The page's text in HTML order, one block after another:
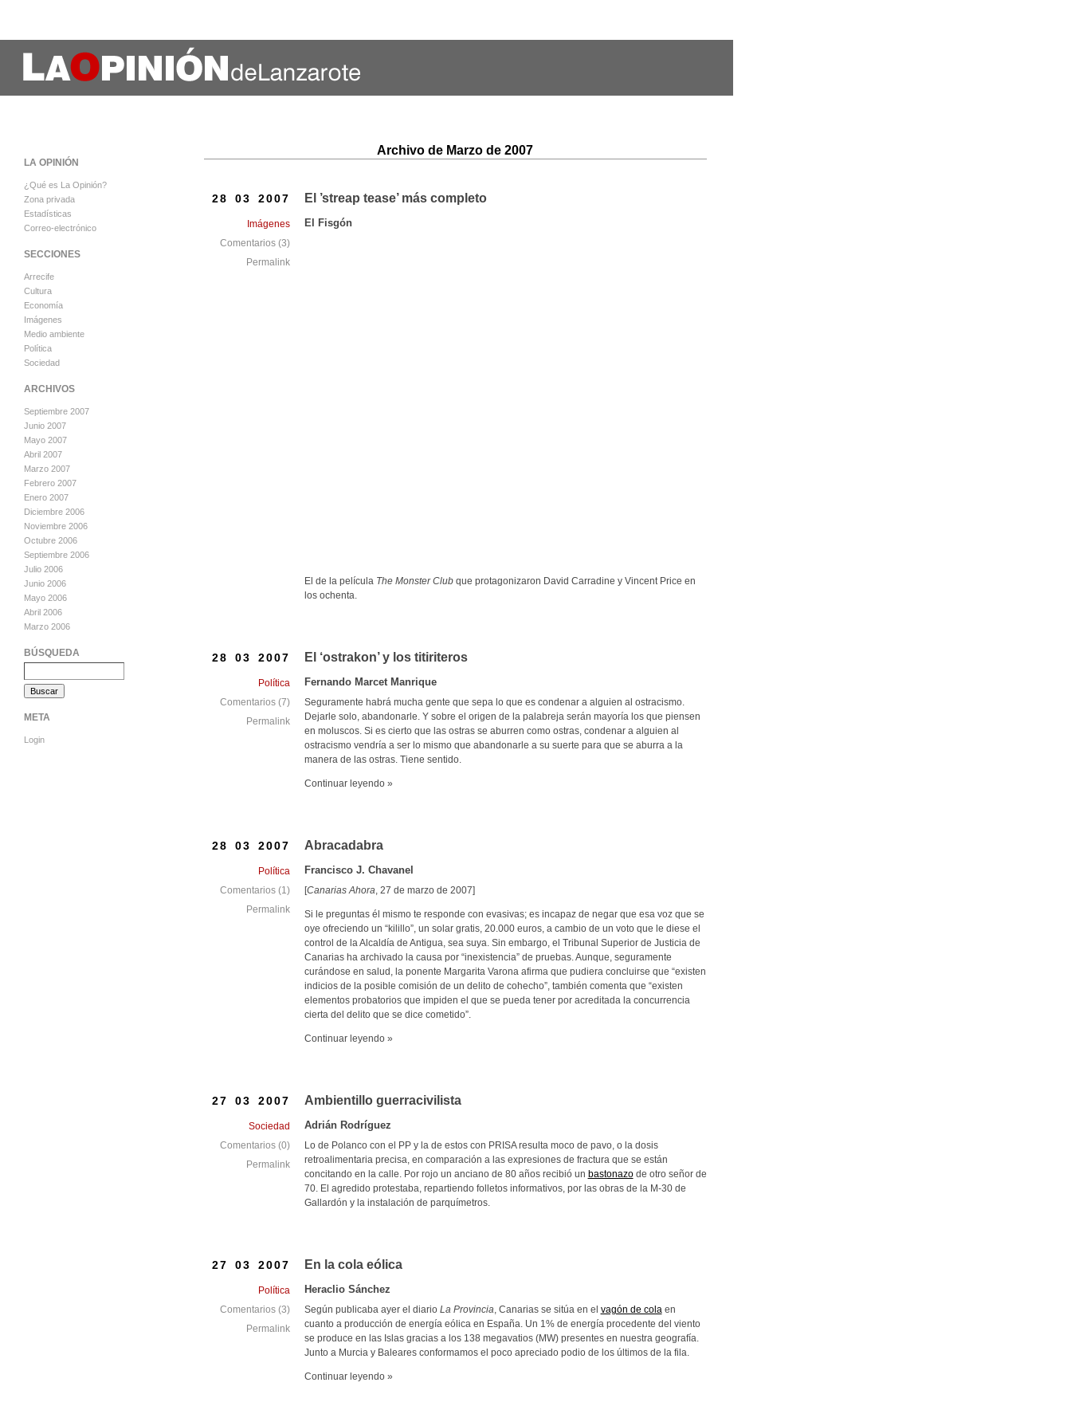
Archivo de Marzo de 2007
El ’streap tease’ más completo
El Fisgón
El de la película The Monster Clubque protagonizaron David Carradine y Vincent Price en
los ochenta.
28 03 2007
Imágenes
Comentarios (3)
Permalink
El ‘ostrakon’ y los titiriteros
Fernando Marcet Manrique
Seguramente habrá mucha gente que sepa lo que es condenar a alguien al ostracismo.
Dejarle solo, abandonarle. Y sobre el origen de la palabreja serán mayoría los que piensen
en moluscos. Si es cierto que las ostras se aburren como ostras, condenar a alguien al
ostracismo vendría a ser lo mismo que abandonarle a su suerte para que se aburra a la
manera de las ostras. Tiene sentido.
Continuar leyendo »
28 03 2007
Política
Comentarios (7)
Permalink
Abracadabra
Francisco J. Chavanel
[Canarias Ahora , 27 de marzo de 2007]
Si le preguntas él mismo te responde con evasivas; es incapaz de negar que esa voz que se
oye ofreciendo un “kilillo”, un solar gratis, 20.000 euros, a cambio de un voto que le diese el
control de la Alcaldía de Antigua, sea suya. Sin embargo, el Tribunal Superior de Justicia de
Canarias ha archivado la causa por “inexistencia” de pruebas. Aunque, seguramente
curándose en salud, la ponente Margarita Varona afirma que pudiera concluirse que “existen
indicios de la posible comisión de un delito de cohecho”, también comenta que “existen
elementos probatorios que impiden el que se pueda tener por acreditada la concurrencia
cierta del delito que se dice cometido”.
Continuar leyendo »
28 03 2007
Política
Comentarios (1)
Permalink
Ambientillo guerracivilista
Adrián Rodríguez
Lo de Polanco con el PP y la de estos con PRISA resulta moco de pavo, o la dosis
retroalimentaria precisa, en comparación a las expresiones de fractura que se están
concitando en la calle. Por rojo un anciano de 80 años recibió un bastonazode otro señor de
70. El agredido protestaba, repartiendo folletos informativos, por las obras de la M-30 de
Gallardón y la instalación de parquímetros.
27 03 2007
Sociedad
Comentarios (0)
Permalink
En la cola eólica
Heraclio Sánchez
Según publicaba ayer el diario La Provincia , Canarias se sitúa en el vagón de cola en
cuanto a producción de energía eólica en España. Un 1% de energía procedente del viento
se produce en las Islas gracias a los 138 megavatios (MW) presentes en nuestra geografía.
Junto a Murcia y Baleares conformamos el poco apreciado podio de los últimos de la fila.
Continuar leyendo »
27 03 2007
Política
Comentarios (3)
Permalink
LA OPINIÓN
¿Qué es La Opinión?
Zona privada
Estadísticas
Correo-electrónico
SECCIONES
Arrecife
Cultura
Economía
Imágenes
Medio ambiente
Política
Sociedad
ARCHIVOS
Septiembre 2007
Junio 2007
Mayo 2007
Abril 2007
Marzo 2007
Febrero 2007
Enero 2007
Diciembre 2006
Noviembre 2006
Octubre 2006
Septiembre 2006
Julio 2006
Junio 2006
Mayo 2006
Abril 2006
Marzo 2006
BÚSQUEDA
META
Login